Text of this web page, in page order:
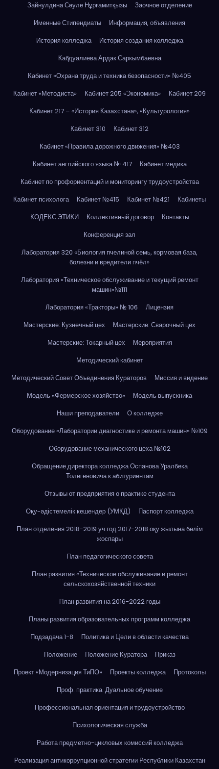
Зайнулдина Сәуле Нұрғамитқызы
Заочное отделение
Именные Стипендиаты
Информация, объявления
История колледжа
История создания колледжа
Кабдуалиева Ардак Саркымбаевна
Кабинет «Охрана труда и техника безопасности» №405
Кабинет «Методиста»
Кабинет 205 «Экономика»
Кабинет 209
Кабинет 217 – «История Казахстана», «Культурология»
Кабинет 310
Кабинет 312
Кабинет «Правила дорожного движения» №403
Кабинет английского языка № 417
Кабинет медика
Кабинет по профориентаций и мониторингу трудоустройства
Кабинет психолога
Кабинет №415 Кабинет №421
Кабинеты
КОДЕКС ЭТИКИ
Коллективный договор
Контакты
Конференция зал
Лаборатория 320 «Биология пчелиной семь, кормовая база,
болезни и вредители пчёл»
Лаборатория «Техническое обслуживание и текущий ремонт
машин»№111
Лаборатория «Тракторы» № 106
Лицензия
Мастерские: Кузнечный цех
Мастерские: Сварочный цех
Мастерские: Токарный цех
Мероприятия
Методический кабинет
Методический Совет Объединения Кураторов
Миссия и видение
Модель «Фермерское хозяйство»
Модель выпускника
Наши преподаватели
О колледже
Оборудование «Лаборатории диагностике и ремонта машин» №109
Оборудование механического цеха №102
Обращение директора колледжа Оспанова Уралбека
Толегеновича к абитуриентам
Отзывы от предприятия о практике студента
Оқу-әдістемелік кешендер (УМКД)
Паспорт колледжа
План отделения 2018-2019 уч.год 2017-2018 оқу жылына бөлім
жоспары
План педагогического совета
План развития «Техническое обслуживание и ремонт
сельскохозяйственной техники
План развития на 2016-2022 годы
Планы развития образовательных программ колледжа
Подзадача 1-8
Политика и Цели в области качества
Положение
Положение Куратора
Приказ
Проект «Модернизация ТиПО»
Проекты колледжа
Протоколы
Проф. практика. Дуальное обучение
Профессиональная ориентация и трудоустройство
Психологическая служба
Работа предметно-цикловых комиссий колледжа
Реализация антикоррупционной стратегии Республики Казахстан